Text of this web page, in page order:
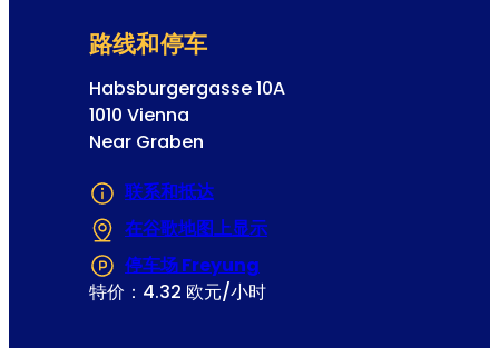
路线和停车
Habsburgergasse 10A
1010 Vienna
Near Graben
联系和抵达
在谷歌地图上显示
停车场 Freyung
特价：4.32 欧元/小时